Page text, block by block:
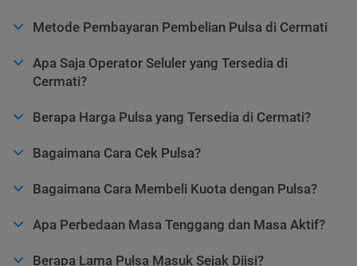
Metode Pembayaran Pembelian Pulsa di Cermati
Apa Saja Operator Seluler yang Tersedia di
Cermati?
Berapa Harga Pulsa yang Tersedia di Cermati?
Bagaimana Cara Cek Pulsa?
Bagaimana Cara Membeli Kuota dengan Pulsa?
Apa Perbedaan Masa Tenggang dan Masa Aktif?
Berapa Lama Pulsa Masuk Sejak Diisi?